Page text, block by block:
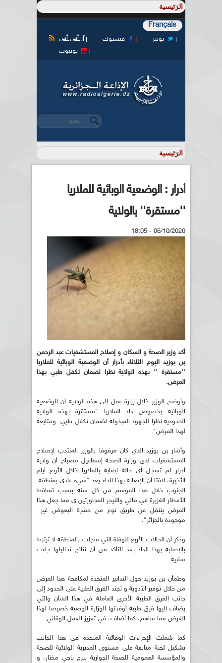
Français
آر أس أس فيسبوك
تويتر
يوتيوب
استمارة البحث
‏بحث ‏
أدرار : الوضعية الوبائية للملاريا
''مستقرة'' بالولاية
06/10/2020 - 18:05
أكد وزير الصحة و السكان و إصلاح المستشفيات عبد الرحمن
بن بوزيد اليوم الثلاثاء بأدرار أن الوضعية الوبائية للملاريا
''مستقرة '' بهذه الولاية نظرا لضمان تكفل طبي بهذا
المرض.
وأوضح الوزير خلال زيارة عمل إلى هذه الولاية أن الوضعية
الوبائية بخصوص داء الملاريا "مستقرة بهذه الولاية
الحدودية نظرا للجهود المبذولة لضمان تكفل طبي ومتابعة
لهذا المرض".
وأشار بن بوزيد الذي كان مرفوقا بالوزير المنتدب لإصلاح
المستشفيات لدى وزارة الصحة إسماعيل مصباح أن ولاية
أدرار لم تسجل أي حالة إصابة بالملاريا خلال الأربع أيام
الأخيرة، لافتا أن الإصابة بهذا الداء يعد "شيء عادي بمنطقة
الجنوب خلال هذا الموسم من كل سنة بسبب تساقط
الأمطار الغزيرة في مالي والنيجر المجاورتين ي مما جعل هذا
المرض ينتقل عن طريق نوع من حشرة البعوض غير
موجودة بالجزائر".
وذكر أن الحالات الأربع للوفاة التي سجلت بالمنطقة لا ترتبط
بالإصابة بهذا الداء بعد التأكد من أن نتائج تحاليلها جاءت
سلبية.
وطمأن بن بوزيد حول التدابير المتخذة لمكافحة هذا المرض
من خلال توفير الأدوية و تجند الفرق الطبية على الحدود إلى
جانب الفرق الطبية الأخرى العاملة في هذا الشأن والتي
يضاف إليها فرق طبية أوفدتها الوزارة الوصية خصيصا لهذا
الغرض مما ساهم، كما أضاف، في تعزيز العمل الوقائي.
كما شملت الإجراءات الوقائية المتخذة في هذا الجانب
تشكيل لجنة متابعة على مستوى المديرية الولائية للصحة
والمؤسسة العمومية للصحة الجوارية ببرج باجي مختار، و